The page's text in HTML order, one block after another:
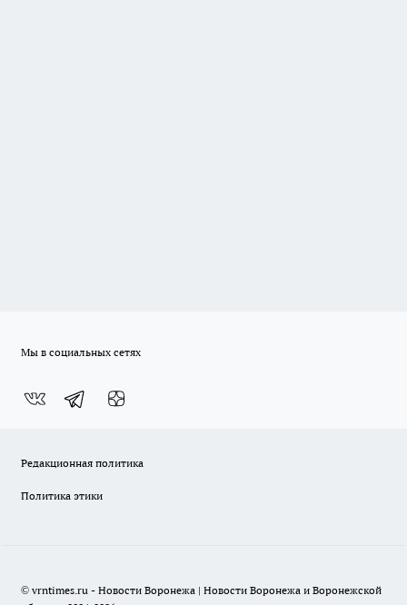
Мы в социальных сетях
Редакционная политика
Политика этики
© vrntimes.ru - Новости Воронежа | Новости Воронежа и Воронежской